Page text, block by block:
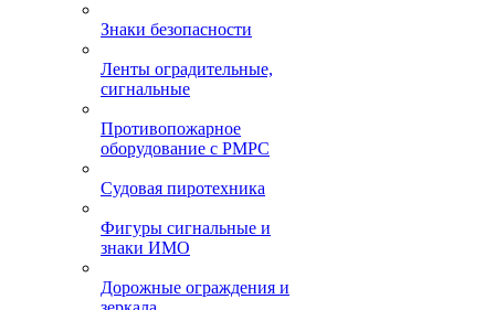
Знаки безопасности
Ленты оградительные,
сигнальные
Противопожарное
оборудование с РМРС
Судовая пиротехника
Фигуры сигнальные и
знаки ИМО
Дорожные ограждения и